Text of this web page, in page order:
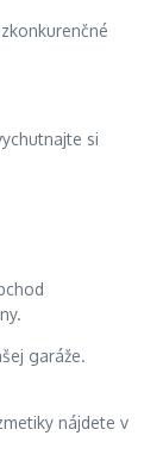
si
garáže.
nájdete v